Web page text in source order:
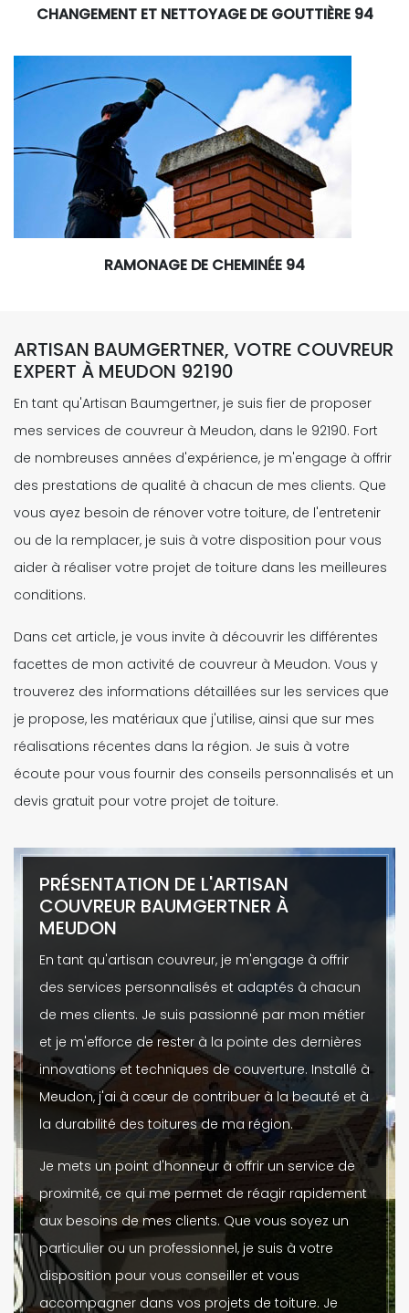
CHANGEMENT ET NETTOYAGE DE GOUTTIÈRE 94
RAMONAGE DE CHEMINÉE 94
ARTISAN BAUMGERTNER, VOTRE COUVREUR
EXPERT À MEUDON 92190
En tant qu'Artisan Baumgertner, je suis fier de proposer
mes services de couvreur à Meudon, dans le 92190. Fort
de nombreuses années d'expérience, je m'engage à offrir
des prestations de qualité à chacun de mes clients. Que
vous ayez besoin de rénover votre toiture, de l'entretenir
ou de la remplacer, je suis à votre disposition pour vous
aider à réaliser votre projet de toiture dans les meilleures
conditions.
Dans cet article, je vous invite à découvrir les différentes
facettes de mon activité de couvreur à Meudon. Vous y
trouverez des informations détaillées sur les services que
je propose, les matériaux que j'utilise, ainsi que sur mes
réalisations récentes dans la région. Je suis à votre
écoute pour vous fournir des conseils personnalisés et un
devis gratuit pour votre projet de toiture.
PRÉSENTATION DE L'ARTISAN
COUVREUR BAUMGERTNER À
MEUDON
En tant qu'artisan couvreur, je m'engage à offrir
des services personnalisés et adaptés à chacun
de mes clients. Je suis passionné par mon métier
et je m'efforce de rester à la pointe des dernières
innovations et techniques de couverture. Installé à
Meudon, j'ai à cœur de contribuer à la beauté et à
la durabilité des toitures de ma région.
Je mets un point d'honneur à offrir un service de
proximité, ce qui me permet de réagir rapidement
aux besoins de mes clients. Que vous soyez un
particulier ou un professionnel, je suis à votre
disposition pour vous conseiller et vous
accompagner dans vos projets de toiture. Je